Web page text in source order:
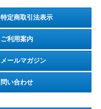
特定商取引法表示
ご利用案内
メールマガジン
問い合わせ